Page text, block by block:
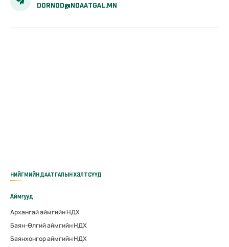
DORNOD@NDAATGAL.MN
НИЙГМИЙН ДААТГАЛЫН ХЭЛТСҮҮД
Аймгууд
Архангай аймгийн НДХ
Баян-Өлгий аймгийн НДХ
Баянхонгор аймгийн НДХ